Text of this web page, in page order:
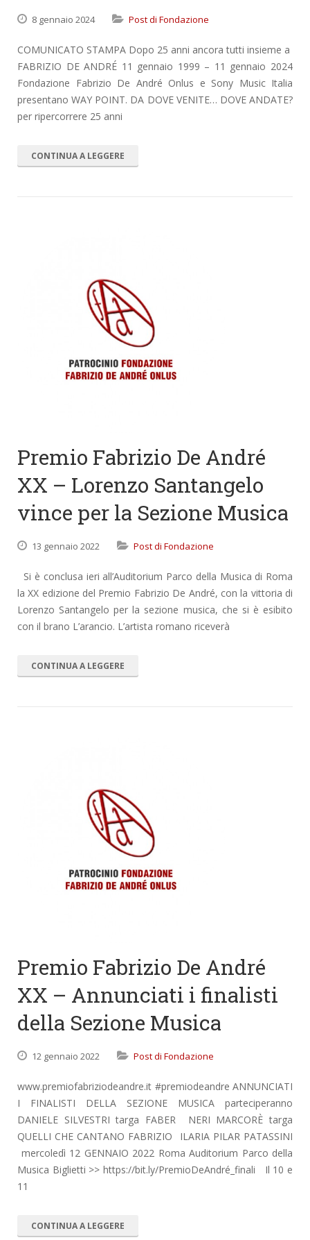
8 gennaio 2024 Post di Fondazione
COMUNICATO STAMPA Dopo 25 anni ancora tutti insieme a
FABRIZIO DE ANDRÉ 11 gennaio 1999 – 11 gennaio 2024
Fondazione Fabrizio De André Onlus e Sony Music Italia
presentano WAY POINT. DA DOVE VENITE… DOVE ANDATE?
per ripercorrere 25 anni
CONTINUA A LEGGERE
Premio Fabrizio De André
XX – Lorenzo Santangelo
vince per la Sezione Musica
13 gennaio 2022 Post di Fondazione
Si è conclusa ieri all’Auditorium Parco della Musica di Roma
la XX edizione del Premio Fabrizio De André, con la vittoria di
Lorenzo Santangelo per la sezione musica, che si è esibito
con il brano L’arancio. L’artista romano riceverà
CONTINUA A LEGGERE
Premio Fabrizio De André
XX – Annunciati i finalisti
della Sezione Musica
12 gennaio 2022 Post di Fondazione
www.premiofabriziodeandre.it #premiodeandre ANNUNCIATI
I FINALISTI DELLA SEZIONE MUSICA parteciperanno
DANIELE SILVESTRI targa FABER NERI MARCORÈ targa
QUELLI CHE CANTANO FABRIZIO ILARIA PILAR PATASSINI
mercoledì 12 GENNAIO 2022 Roma Auditorium Parco della
Musica Biglietti >> https://bit.ly/PremioDeAndré_finali Il 10 e
11
CONTINUA A LEGGERE